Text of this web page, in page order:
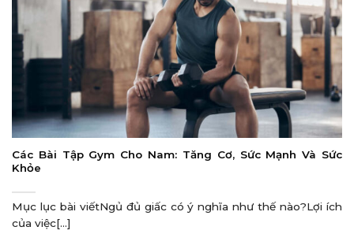
Các Bài Tập Gym Cho Nam: Tăng Cơ, Sức Mạnh Và Sức
Khỏe
Mục lục bài viếtNgủ đủ giấc có ý nghĩa như thế nào?Lợi ích
của việc[...]